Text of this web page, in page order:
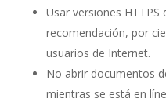
Usar versiones HTTPS
recomendación, por
usuarios de Internet.
No abrir documentos
mientras se está en